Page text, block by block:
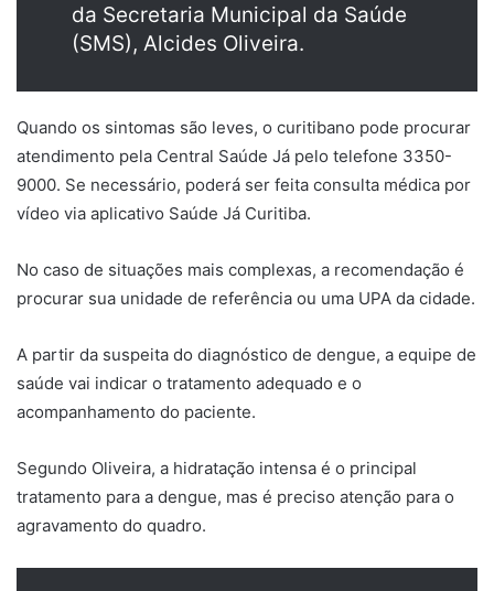
da Secretaria Municipal da Saúde
(SMS), Alcides Oliveira.
Quando os sintomas são leves, o curitibano pode procurar
atendimento pela Central Saúde Já pelo telefone 3350-
9000. Se necessário, poderá ser feita consulta médica por
vídeo via aplicativo Saúde Já Curitiba.
No caso de situações mais complexas, a recomendação é
procurar sua unidade de referência ou uma UPA da cidade.
A partir da suspeita do diagnóstico de dengue, a equipe de
saúde vai indicar o tratamento adequado e o
acompanhamento do paciente.
Segundo Oliveira, a hidratação intensa é o principal
tratamento para a dengue, mas é preciso atenção para o
agravamento do quadro.